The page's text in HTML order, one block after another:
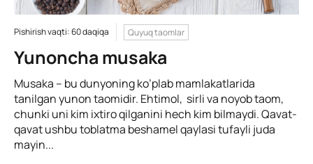
Pishirish vaqti: 60 daqiqa Quyuq taomlar
Yunoncha musaka
Musaka – bu dunyoning ko’plab mamlakatlarida
tanilgan yunon taomidir. Ehtimol, sirli va noyob taom,
chunki uni kim ixtiro qilganini hech kim bilmaydi. Qavat-
qavat ushbu toblatma beshamel qaylasi tufayli juda
mayin...